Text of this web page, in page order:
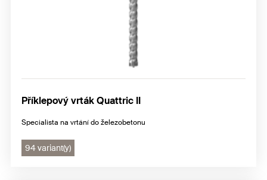
Příklepový vrták Quattric II
Specialista na vrtání do železobetonu
94 variant(y)